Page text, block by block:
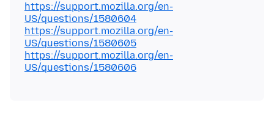
https://support.mozilla.org/en-
US/questions/1580604
https://support.mozilla.org/en-
US/questions/1580605
https://support.mozilla.org/en-
US/questions/1580606